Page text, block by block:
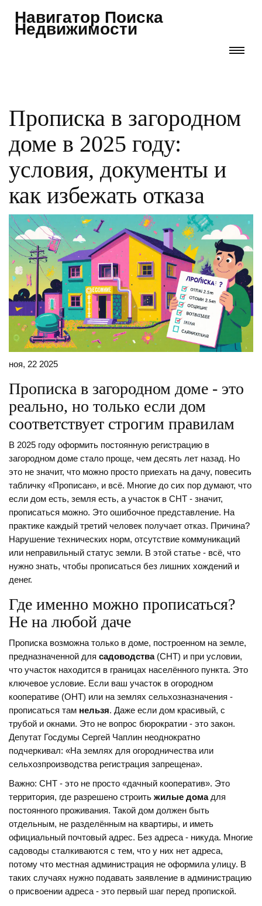
Навигатор Поиска
Недвижимости
Прописка в загородном
доме в 2025 году:
условия, документы и
как избежать отказа
ноя, 22 2025
Прописка в загородном доме - это
реально, но только если дом
соответствует строгим правилам
В 2025 году оформить постоянную регистрацию в
загородном доме стало проще, чем десять лет назад. Но
это не значит, что можно просто приехать на дачу, повесить
табличку «Прописан», и всё. Многие до сих пор думают, что
если дом есть, земля есть, а участок в СНТ - значит,
прописаться можно. Это ошибочное представление. На
практике каждый третий человек получает отказ. Причина?
Нарушение технических норм, отсутствие коммуникаций
или неправильный статус земли. В этой статье - всё, что
нужно знать, чтобы прописаться без лишних хождений и
денег.
Где именно можно прописаться?
Не на любой даче
Прописка возможна только в доме, построенном на земле,
предназначенной для садоводства(СНТ) и при условии,
что участок находится в границах населённого пункта. Это
ключевое условие. Если ваш участок в огородном
кооперативе (ОНТ) или на землях сельхозназначения -
прописаться там нельзя. Даже если дом красивый, с
трубой и окнами. Это не вопрос бюрократии - это закон.
Депутат Госдумы Сергей Чаплин неоднократно
подчеркивал: «На землях для огородничества или
сельхозпроизводства регистрация запрещена».
Важно: СНТ - это не просто «дачный кооператив». Это
территория, где разрешено строить жилые домадля
постоянного проживания. Такой дом должен быть
отдельным, не разделённым на квартиры, и иметь
официальный почтовый адрес. Без адреса - никуда. Многие
садоводы сталкиваются с тем, что у них нет адреса,
потому что местная администрация не оформила улицу. В
таких случаях нужно подавать заявление в администрацию
о присвоении адреса - это первый шаг перед пропиской.